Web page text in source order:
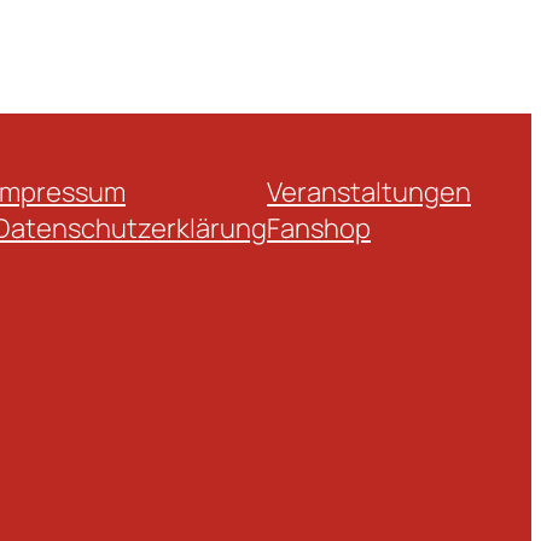
Veranstaltungen
Fanshop